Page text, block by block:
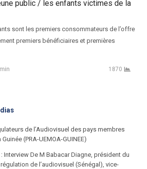
public / les enfants victimes de la
sont les premiers consommateurs de l’offre
premiers bénéficiaires et premières
1870
de l’Audiovisuel des pays membres
(PRA-UEMOA-GUINEE)
Interview De M Babacar Diagne, président du
de l’audiovisuel (Sénégal), vice-